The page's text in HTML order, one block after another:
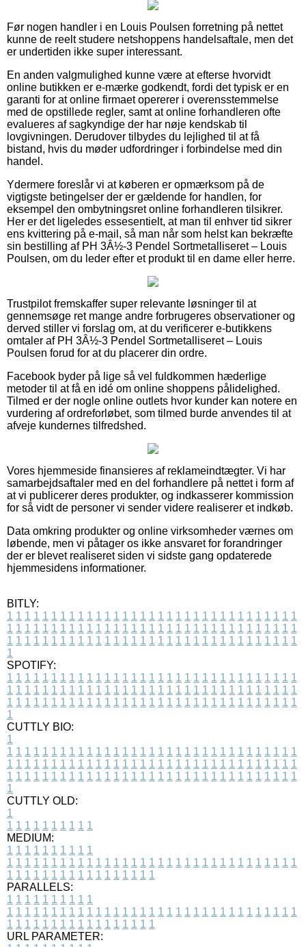
Før nogen handler i en Louis Poulsen forretning på nettet
kunne de reelt studere netshoppens handelsaftale, men det
er undertiden ikke super interessant.
En anden valgmulighed kunne være at efterse hvorvidt
online butikken er e-mærke godkendt, fordi det typisk er en
garanti for at online firmaet opererer i overensstemmelse
med de opstillede regler, samt at online forhandleren ofte
evalueres af sagkyndige der har nøje kendskab til
lovgivningen. Derudover tilbydes du lejlighed til at få
bistand, hvis du møder udfordringer i forbindelse med din
handel.
Ydermere foreslår vi at køberen er opmærksom på de
vigtigste betingelser der er gældende for handlen, for
eksempel den ombytningsret online forhandleren tilsikrer.
Her er det ligeledes essesentielt, at man til enhver tid sikrer
ens kvittering på e-mail, så man når som helst kan bekræfte
sin bestilling af PH 3Â½-3 Pendel Sortmetalliseret – Louis
Poulsen, om du leder efter et produkt til en dame eller herre.
Trustpilot fremskaffer super relevante løsninger til at
gennemsøge ret mange andre forbrugeres observationer og
derved stiller vi forslag om, at du verificerer e-butikkens
omtaler af PH 3Â½-3 Pendel Sortmetalliseret – Louis
Poulsen forud for at du placerer din ordre.
Facebook byder på lige så vel fuldkommen hæderlige
metoder til at få en idé om online shoppens pålidelighed.
Tilmed er der nogle online outlets hvor kunder kan notere en
vurdering af ordreforløbet, som tilmed burde anvendes til at
afveje kundernes tilfredshed.
Vores hjemmeside finansieres af reklameindtægter. Vi har
samarbejdsaftaler med en del forhandlere på nettet i form af
at vi publicerer deres produkter, og indkasserer kommission
for så vidt de personer vi sender videre realiserer et indkøb.
Data omkring produkter og online virksomheder værnes om
løbende, men vi påtager os ikke ansvaret for forandringer
der er blevet realiseret siden vi sidste gang opdaterede
hjemmesidens informationer.
BITLY:
1 1 1 1 1 1 1 1 1 1 1 1 1 1 1 1 1 1 1 1 1 1 1 1 1 1 1 1 1 1 1 1 1
1 1 1 1 1 1 1 1 1 1 1 1 1 1 1 1 1 1 1 1 1 1 1 1 1 1 1 1 1 1 1 1 1
1 1 1 1 1 1 1 1 1 1 1 1 1 1 1 1 1 1 1 1 1 1 1 1 1 1 1 1 1 1 1 1 1
1
SPOTIFY:
1 1 1 1 1 1 1 1 1 1 1 1 1 1 1 1 1 1 1 1 1 1 1 1 1 1 1 1 1 1 1 1 1
1 1 1 1 1 1 1 1 1 1 1 1 1 1 1 1 1 1 1 1 1 1 1 1 1 1 1 1 1 1 1 1 1
1 1 1 1 1 1 1 1 1 1 1 1 1 1 1 1 1 1 1 1 1 1 1 1 1 1 1 1 1 1 1 1 1
1
CUTTLY BIO:
1
1 1 1 1 1 1 1 1 1 1 1 1 1 1 1 1 1 1 1 1 1 1 1 1 1 1 1 1 1 1 1 1 1
1 1 1 1 1 1 1 1 1 1 1 1 1 1 1 1 1 1 1 1 1 1 1 1 1 1 1 1 1 1 1 1 1
1 1 1 1 1 1 1 1 1 1 1 1 1 1 1 1 1 1 1 1 1 1 1 1 1 1 1 1 1 1 1 1 1
1
CUTTLY OLD:
1
1 1 1 1 1 1 1 1 1 1
MEDIUM:
1 1 1 1 1 1 1 1 1 1
1 1 1 1 1 1 1 1 1 1 1 1 1 1 1 1 1 1 1 1 1 1 1 1 1 1 1 1 1 1 1 1 1
1 1 1 1 1 1 1 1 1 1 1 1 1 1 1 1 1
PARALLELS:
1 1 1 1 1 1 1 1 1 1
1 1 1 1 1 1 1 1 1 1 1 1 1 1 1 1 1 1 1 1 1 1 1 1 1 1 1 1 1 1 1 1 1
1 1 1 1 1 1 1 1 1 1 1 1 1 1 1 1 1
URL PARAMETER: